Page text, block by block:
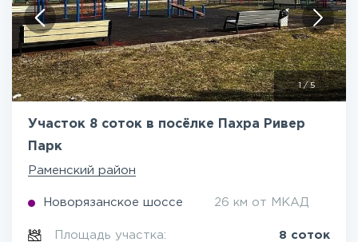
1/5
Участок 8 соток в посёлке Пахра Ривер
Парк
Раменский район
Новорязанское шоссе 26 км от МКАД
Площадь участка: 8 соток